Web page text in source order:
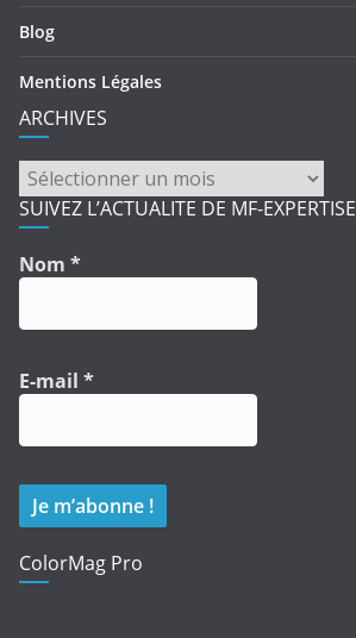
Blog
Mentions Légales
ARCHIVES
ARCHIVES
SUIVEZ L’ACTUALITE DE MF-EXPERTISE
Nom *
E-mail *
ColorMag Pro